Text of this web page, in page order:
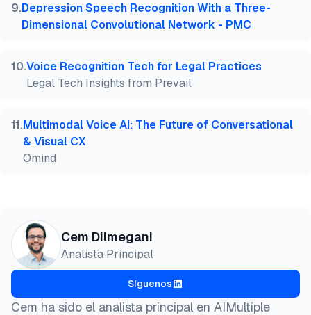
9.Depression Speech Recognition With a Three-
Dimensional Convolutional Network - PMC
10.Voice Recognition Tech for Legal Practices
Legal Tech Insights from Prevail
11.Multimodal Voice AI: The Future of Conversational
& Visual CX
Omind
Cem Dilmegani
Analista Principal
Síguenos
Cem ha sido el analista principal en AIMultiple